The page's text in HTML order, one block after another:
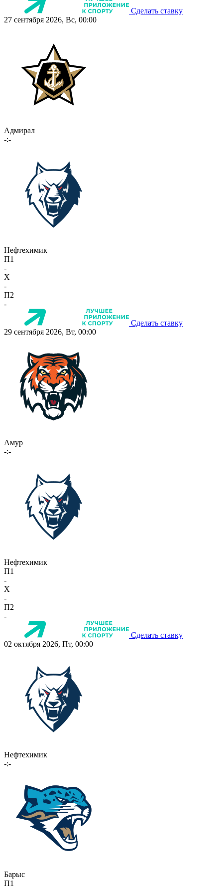
Сделать ставку
27 сентября 2026, Вс, 00:00
Адмирал
-:-
Нефтехимик
П1
-
X
-
П2
-
Сделать ставку
29 сентября 2026, Вт, 00:00
Амур
-:-
Нефтехимик
П1
-
X
-
П2
-
Сделать ставку
02 октября 2026, Пт, 00:00
Нефтехимик
-:-
Барыс
П1